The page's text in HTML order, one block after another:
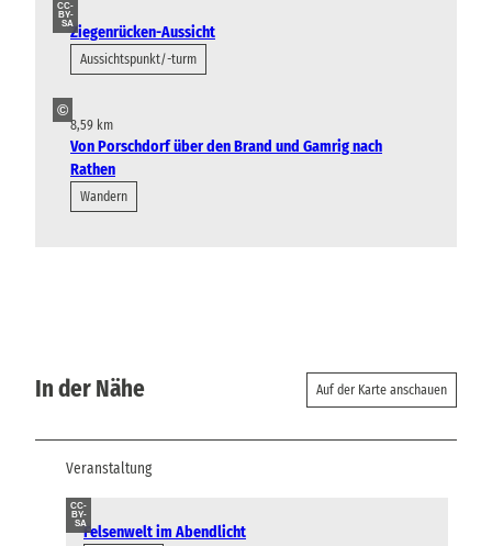
CC-
BY-
SAZiegenrücken-Aussicht
Aussichtspunkt/-turm
©
8,59 km
Von Porschdorf über den Brand und Gamrig nach
Rathen
Wandern
In der Nähe Auf der Karte anschauen
Veranstaltung
CC-
BY-
SAFelsenwelt im Abendlicht